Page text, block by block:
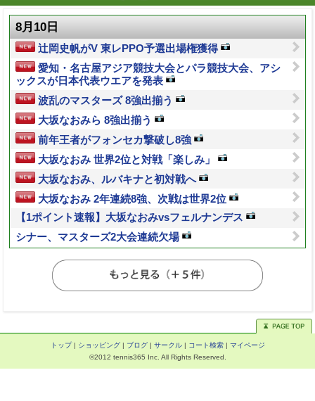
8月10日
辻岡史帆がV 東レPPO予選出場権獲得
愛知・名古屋アジア競技大会とパラ競技大会、アシ
ックスが日本代表ウエアを発表
波乱のマスターズ 8強出揃う
大坂なおみら 8強出揃う
前年王者がフォンセカ撃破し8強
大坂なおみ 世界2位と対戦「楽しみ」
大坂なおみ、ルバキナと初対戦へ
大坂なおみ 2年連続8強、次戦は世界2位
【1ポイント速報】大坂なおみvsフェルナンデス
シナー、マスターズ2大会連続欠場
トップ| ショッピング| ブログ| サークル| コート検索| マイページ
©2012 tennis365 Inc. All Rights Reserved.